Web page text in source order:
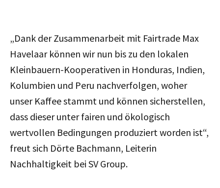
„Dank der Zusammenarbeit mit Fairtrade Max
Havelaar können wir nun bis zu den lokalen
Kleinbauern-Kooperativen in Honduras, Indien,
Kolumbien und Peru nachverfolgen, woher
unser Kaffee stammt und können sicherstellen,
dass dieser unter fairen und ökologisch
wertvollen Bedingungen produziert worden ist“,
freut sich Dörte Bachmann, Leiterin
Nachhaltigkeit bei SV Group.